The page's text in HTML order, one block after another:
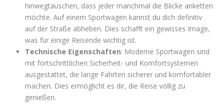
hinwegtäuschen, dass jeder manchmal die Blicke anketten
möchte. Auf einem Sportwagen kannst du dich definitiv
auf der Straße abheben. Dies schafft ein gewisses Image,
was für einige Reisende wichtig ist.
Technische Eigenschaften: Moderne Sportwagen sind
mit fortschrittlichen Sicherheit- und Komfortsystemen
ausgestattet, die lange Fahrten sicherer und komfortabler
machen. Dies ermöglicht es dir, die Reise völlig zu
genießen.